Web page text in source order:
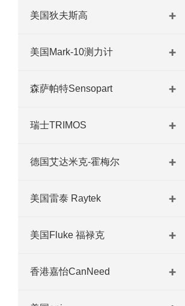
美国狄夫斯高
美国Mark-10测力计
森萨帕特Sensopart
瑞士TRIMOS
德国艾达米克-霍梅尔
美国雷泰 Raytek
美国Fluke 福禄克
香港嘉怡CanNeed